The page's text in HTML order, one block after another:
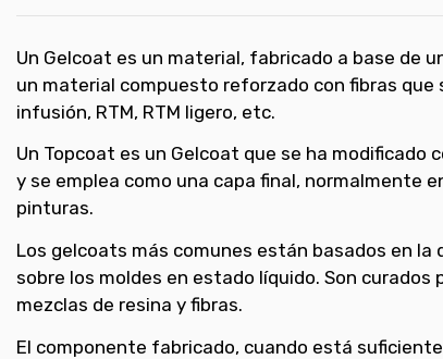
Un Gelcoat es un material, fabricado a base de
un material compuesto reforzado con fibras
infusión, RTM, RTM ligero, etc.
Un Topcoat es un Gelcoat que se ha
y se emplea como una capa final, normalmente
pinturas.
Los gelcoats más comunes están basados en
sobre los moldes en estado líquido. Son
mezclas de resina y fibras.
El componente fabricado, cuando está